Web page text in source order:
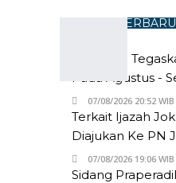
BERITA TERBARU
Andi Gani
Pada Agustus -
07/08/2026 20:52
Terkait Ijazah
Diajukan Ke PN
07/08/2026 19:06
Sidang